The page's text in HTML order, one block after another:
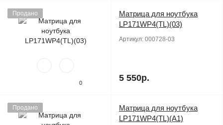
Продано
0
Матрица для ноутбука
LP171WP4(TL)(03)
Артикул: 000728-03
5 550р.
Продано
Матрица для ноутбука
LP171WP4(TL)(A1)